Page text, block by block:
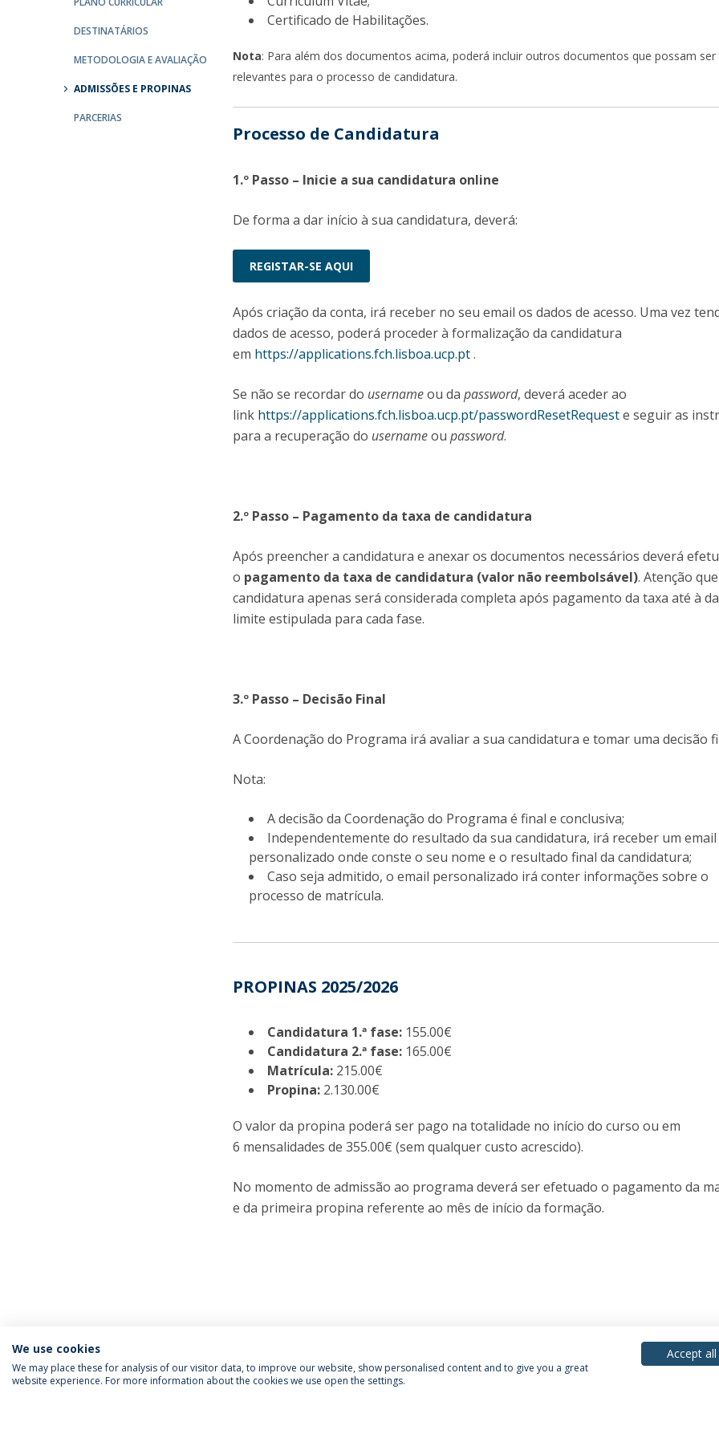
MYFCH Doutoramentos
Católica Research Centre for Psychological, Family and
Social Wellbeing
DESTINATÁRIOS
METODOLOGIA E AVALIAÇÃO
ADMISSÕES E PROPINAS
PARCERIAS
Certificado de Habilitações.
Nota: Para além dos documentos acima, poderá incluir outros documentos que possam ser
relevantes para o processo de candidatura.
Processo de Candidatura
1.º Passo – Inicie a sua candidatura online
De forma a dar início à sua candidatura, deverá:
REGISTAR-SE AQUI
Após criação da conta, irá receber no seu email os dados de acesso. Uma vez
dados de acesso, poderá proceder à formalização da candidatura
em https://applications.fch.lisboa.ucp.pt.
Se não se recordar do usernameou dapassword, deverá aceder ao
link https://applications.fch.lisboa.ucp.pt/passwordResetRequeste seguir as
para a recuperação do usernameoupassword.
2.º Passo – Pagamento da taxa de candidatura
Após preencher a candidatura e anexar os documentos necessários deverá
o pagamento da taxa de candidatura (valor não reembolsável). Atenção
candidatura apenas será considerada completa após pagamento da taxa até à
limite estipulada para cada fase.
3.º Passo – Decisão Final
A Coordenação do Programa irá avaliar a sua candidatura e tomar uma decisão
Nota:
A decisão da Coordenação do Programa é final e conclusiva;
Independentemente do resultado da sua candidatura, irá receber um email
personalizado onde conste o seu nome e o resultado final da candidatura;
Caso seja admitido, o email personalizado irá conter informações sobre o
processo de matrícula.
PROPINAS 2025/2026
Candidatura 1.ª fase: 155.00€
Candidatura 2.ª fase: 165.00€
Matrícula: 215.00€
Propina: 2.130.00€
O valor da propina poderá ser pago na totalidade no início do curso ou em
6 mensalidades de 355.00€ (sem qualquer custo acrescido).
No momento de admissão ao programa deverá ser efetuado o pagamento da
e da primeira propina referente ao mês de início da formação.
We use cookies
We may place these for analysis of our visitor data, to improve our website, show personalised content and to give you a great
website experience. For more information about the cookies we use open the settings.
Accept all